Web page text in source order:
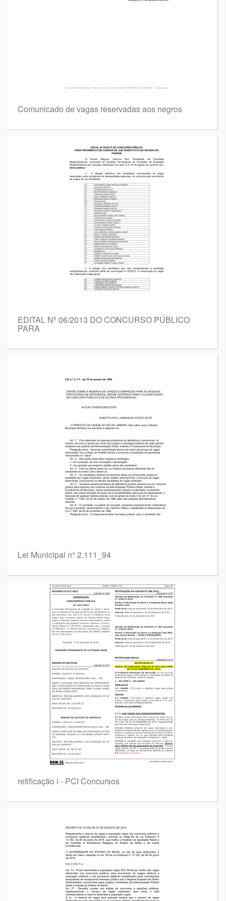
Comunicado de vagas reservadas aos negros
EDITAL Nº 06/2013 DO CONCURSO PÚBLICO
PARA
Lei Municipal n° 2.111_94
retificação i - PCI Concursos